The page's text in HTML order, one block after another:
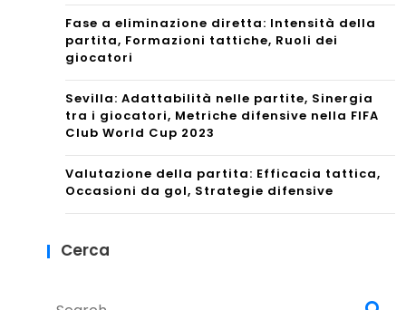
Fase a eliminazione diretta: Intensità della
partita, Formazioni tattiche, Ruoli dei
giocatori
Sevilla: Adattabilità nelle partite, Sinergia
tra i giocatori, Metriche difensive nella FIFA
Club World Cup 2023
Valutazione della partita: Efficacia tattica,
Occasioni da gol, Strategie difensive
Cerca